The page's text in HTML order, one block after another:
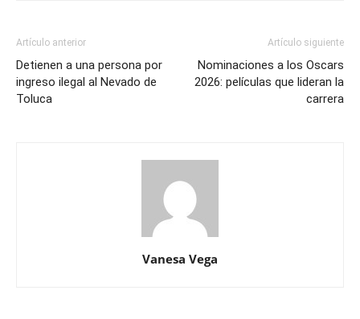
Artículo anterior
Detienen a una persona por
ingreso ilegal al Nevado de
Toluca
Artículo siguiente
Nominaciones a los Oscars
2026: películas que lideran la
carrera
Vanesa Vega